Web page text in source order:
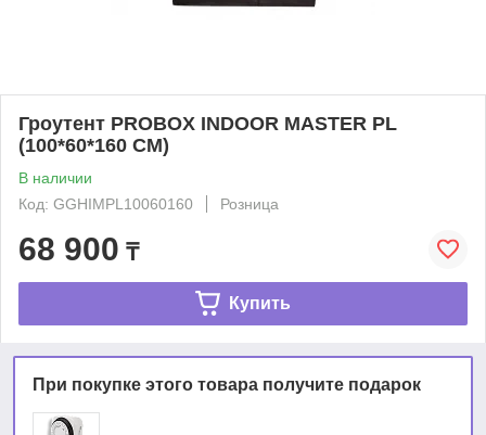
Гроутент PROBOX INDOOR MASTER PL
(100*60*160 CM)
В наличии
Код: GGHIMPL10060160
Розница
68 900 ₸
Купить
При покупке этого товара получите подарок